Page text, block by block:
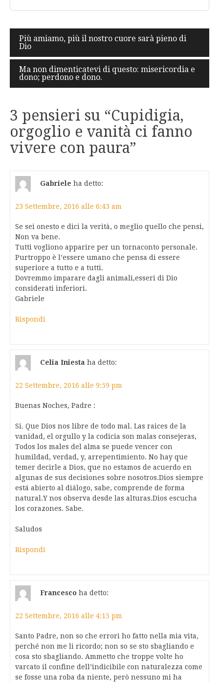
Navigazione
articoli
Più amiamo, più il nostro cuore sarà pieno di
Dio
Ma non dimenticatevi di questo: misericordia e
dono; perdono e dono.
3 pensieri su “Cupidigia,
orgoglio e vanità ci fanno
vivere con paura”
Gabriele ha detto:
23 Settembre, 2016 alle 6:43 am
Se sei onesto e dici la verità, o meglio quello che pensi,
Non va bene.
Tutti vogliono apparire per un tornaconto personale.
Purtroppo è l’essere umano che pensa di essere
superiore a tutto e a tutti.
Dovremmo imparare dagli animali,esseri di Dio
considerati inferiori.
Gabriele
Rispondi
Celia Iniesta ha detto:
22 Settembre, 2016 alle 9:59 pm
Buenas Noches, Padre :
Si. Que Dios nos libre de todo mal. Las raices de la
vanidad, el orgullo y la codicia son malas consejeras,
Todos los males del alma se puede vencer con
humildad, verdad, y, arrepentimiento. No hay que
temer decirle a Dios, que no estamos de acuerdo en
algunas de sus decisiones sobre nosotros.Dios siempre
está abierto al diálogo, sabe, comprende de forma
natural.Y nos observa desde las alturas.Dios escucha
los corazones. Sabe.
Saludos
Rispondi
Francesco ha detto:
22 Settembre, 2016 alle 4:15 pm
Santo Padre, non so che errori ho fatto nella mia vita,
perché non me li ricordo; non so se sto sbagliando e
cosa sto sbagliando. Ammetto che troppe volte ho
varcato il confine dell’indicibile con naturalezza come
se fosse una roba da niente, però nessuno mi ha